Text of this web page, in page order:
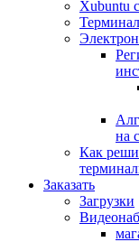
Xubuntu
на
Как
Заказать
Загрузки